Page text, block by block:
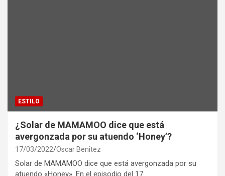
ESTILO
¿Solar de MAMAMOO dice que está
avergonzada por su atuendo ‘Honey’?
17/03/2022 Oscar Benitez
Solar de MAMAMOO dice que está avergonzada por su
atuendo «Honey». En el episodio del 17…